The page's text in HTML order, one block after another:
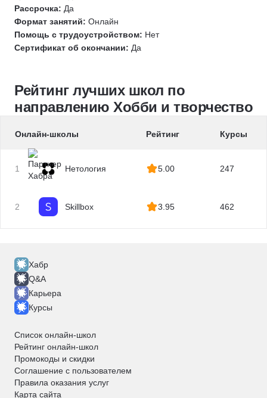
Рассрочка: Да
Формат занятий: Онлайн
Помощь с трудоустройством: Нет
Сертификат об окончании: Да
Рейтинг лучших школ по
направлению Хобби и творчество
Онлайн-школы Рейтинг Курсы
1 Нетология 5.00 247
2 Skillbox 3.95 462
Хабр
Q&A
Карьера
Курсы
Список онлайн-школ
Рейтинг онлайн-школ
Промокоды и скидки
Соглашение с пользователем
Правила оказания услуг
Карта сайта